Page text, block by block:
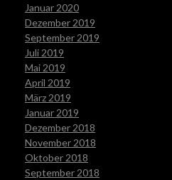
Januar 2020
Dezember 2019
September 2019
Juli 2019
Mai 2019
April 2019
März 2019
Januar 2019
Dezember 2018
November 2018
Oktober 2018
September 2018